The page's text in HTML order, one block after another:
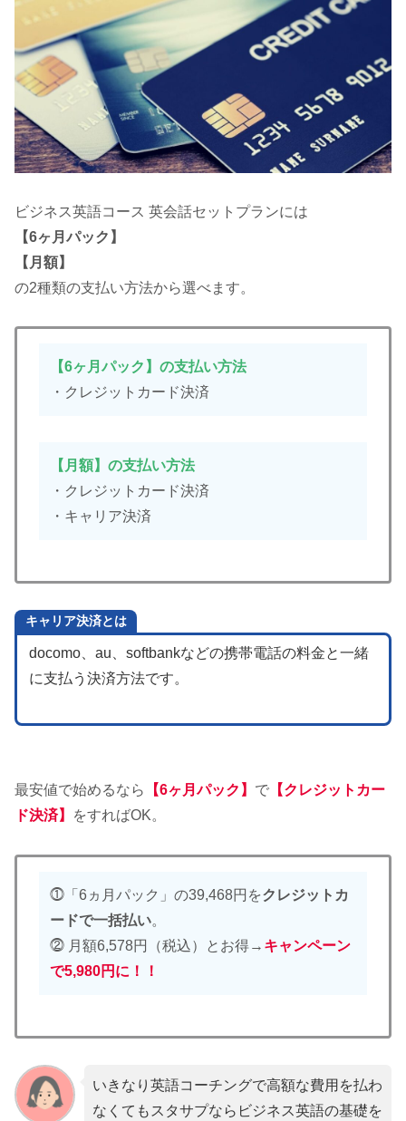
ビジネス英語コース 英会話セットプランには
【6ヶ月パック】
【月額】
の2種類の支払い方法から選べます。
【6ヶ月パック】の支払い方法
・クレジットカード決済
【月額】の支払い方法
・クレジットカード決済
・キャリア決済
キャリア決済とは
docomo、au、softbankなどの携帯電話の料金と一緒
に支払う決済方法です。
最安値で始めるなら 【6ヶ月パック】 で 【クレジットカー
ド決済】
をすればOK。
⓵「6ヵ月パック」の39,468円をクレジットカ
ードで一括払い。
⓶ 月額6,578円（税込）とお得→ キャンペーン
で5,980円に！！
いきなり英語コーチングで高額な費用を払わ
なくてもスタサプならビジネス英語の基礎を